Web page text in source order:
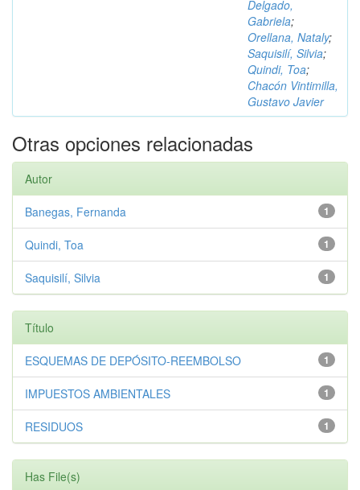
Delgado,
Gabriela;
Orellana, Nataly;
Saquisilí, Silvia;
Quindi, Toa;
Chacón Vintimilla,
Gustavo Javier
Otras opciones relacionadas
Autor
1
Banegas, Fernanda
1
Quindi, Toa
1
Saquisilí, Silvia
Título
1
ESQUEMAS DE DEPÓSITO-REEMBOLSO
1
IMPUESTOS AMBIENTALES
1
RESIDUOS
Has File(s)